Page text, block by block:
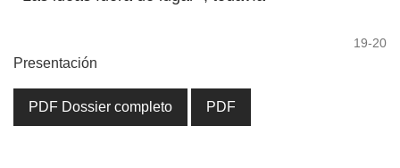
19-20
Presentación
PDF Dossier completo PDF